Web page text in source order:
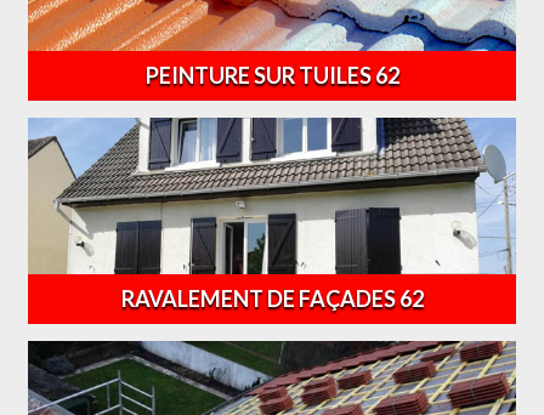
PEINTURE SUR TUILES 62
RAVALEMENT DE FAÇADES 62